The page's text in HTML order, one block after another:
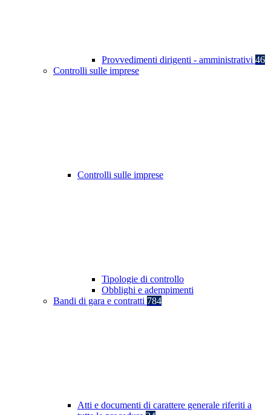
Provvedimenti dirigenti - amministrativi 46
Controlli sulle imprese
Controlli sulle imprese
Tipologie di controllo
Obblighi e adempimenti
Bandi di gara e contratti 784
Atti e documenti di carattere generale riferiti a